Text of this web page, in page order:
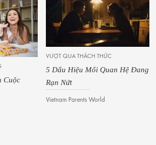
Hệ Đang
HƯỚNG NGHIỆP & HỌC BỔNG
5 Quốc Gia Lý Tưởng Cho Kế
Vietnam Parents World